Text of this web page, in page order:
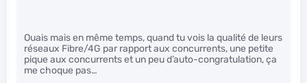
Ouais mais en même temps, quand tu vois la qualité de leurs
réseaux Fibre/4G par rapport aux concurrents, une petite
pique aux concurrents et un peu d’auto-congratulation, ça
me choque pas…